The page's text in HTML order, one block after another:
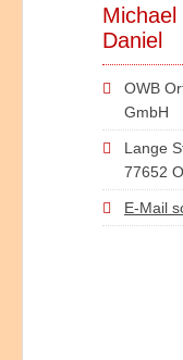
Daniel
OWB
GmbH
Lange
77652
E-Mail